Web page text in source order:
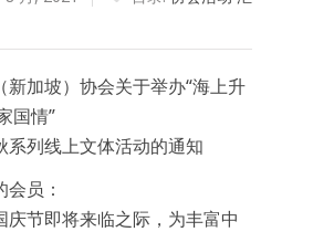
新加坡）协会关于举办“海上升
国情”
系列线上文体活动的通知
员：
庆节即将来临之际，为丰富中